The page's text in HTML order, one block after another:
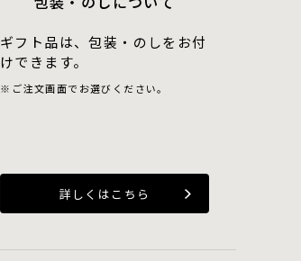
ギフト品は、包装・のしをお付
けできます。
ご注文画面でお選びください。
詳しくはこちら